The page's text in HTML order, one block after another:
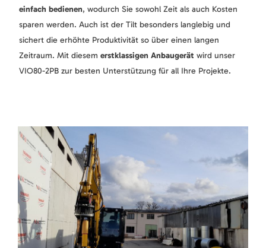
einfach bedienen, wodurch Sie sowohl Zeit als auch Kosten
sparen werden. Auch ist der Tilt besonders langlebig und
sichert die erhöhte Produktivität so über einen langen
Zeitraum. Mit diesem erstklassigen Anbaugerät wird unser
VIO80-2PB zur besten Unterstützung für all Ihre Projekte.